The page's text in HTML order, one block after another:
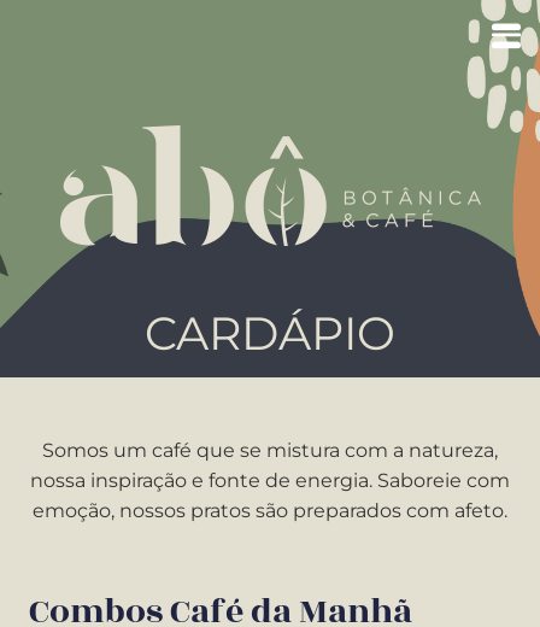
CARDÁPIO
Somos um café que se mistura com a natureza,
nossa inspiração e fonte de energia. Saboreie com
emoção, nossos pratos são preparados com afeto.
Combos Café da Manhã